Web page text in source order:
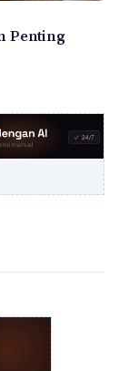
Penting